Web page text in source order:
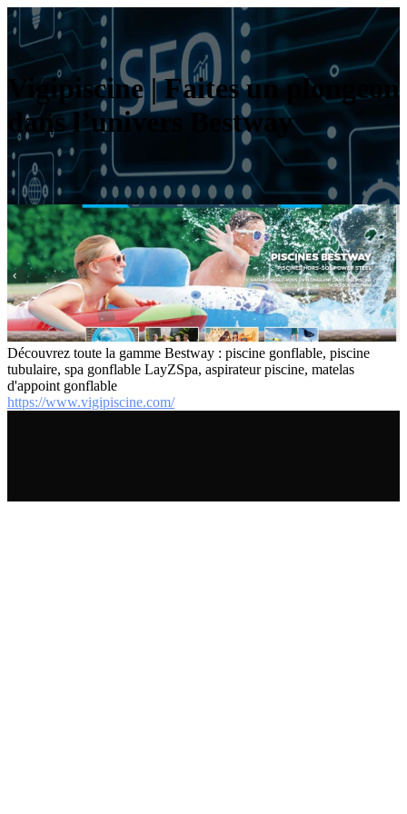
Vigipiscine | Faites un plongeon
dans l’univers Bestway
Découvrez toute la gamme Bestway : piscine gonflable, piscine
tubulaire, spa gonflable LayZSpa, aspirateur piscine, matelas
d'appoint gonflable
https://www.vigipiscine.com/